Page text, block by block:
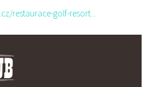
restaurace-golf-resort...